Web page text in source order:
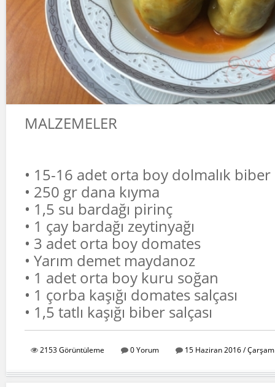
MALZEMELER
• 15-16 adet orta boy dolmalık biber
• 250 gr dana kıyma
• 1,5 su bardağı pirinç
• 1 çay bardağı zeytinyağı
• 3 adet orta boy domates
• Yarım demet maydanoz
• 1 adet orta boy kuru soğan
• 1 çorba kaşığı domates salçası
• 1,5 tatlı kaşığı biber salçası
2153 Görüntüleme 0 Yorum 15 Haziran 2016 /